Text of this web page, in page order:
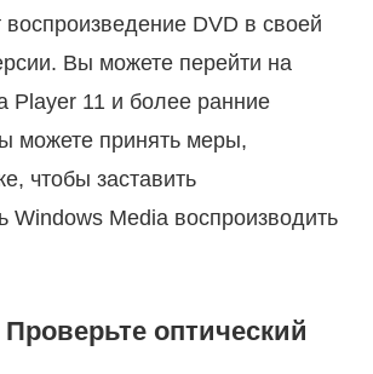
DVD в своей
Вы можете перейти на
Player 11 и более ранние
можете принять меры,
чтобы заставить
Windows Media воспроизводить
оптический